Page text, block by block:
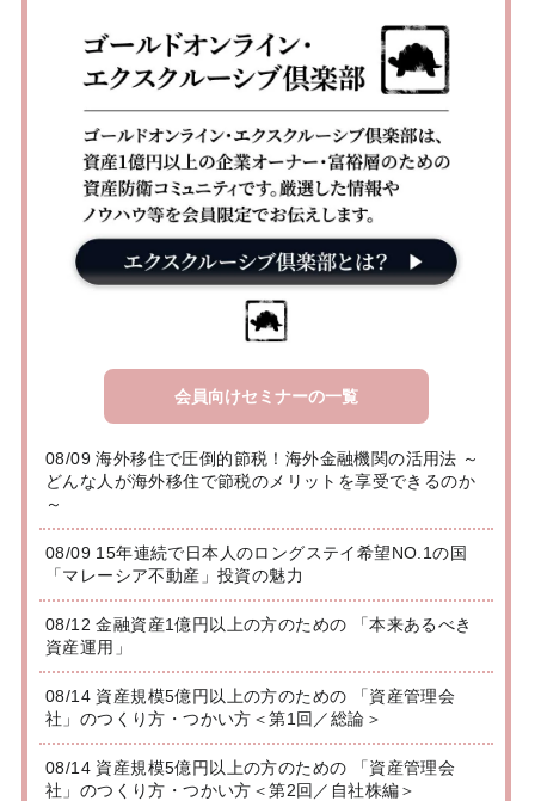
会員向けセミナーの一覧
08/09 海外移住で圧倒的節税！海外金融機関の活用法 ～
どんな人が海外移住で節税のメリットを享受できるのか
～
08/09 15年連続で日本人のロングステイ希望NO.1の国
「マレーシア不動産」投資の魅力
08/12 金融資産1億円以上の方のための 「本来あるべき
資産運用」
08/14 資産規模5億円以上の方のための 「資産管理会
社」のつくり方・つかい方＜第1回／総論＞
08/14 資産規模5億円以上の方のための 「資産管理会
社」のつくり方・つかい方＜第2回／自社株編＞